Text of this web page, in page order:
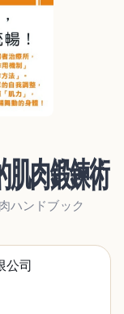
肌肉鍛鍊術
ハンドブック
公司